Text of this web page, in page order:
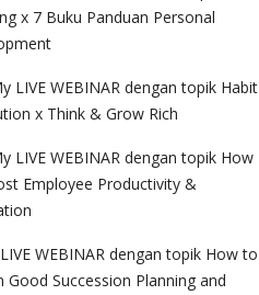
x 7 Buku Panduan Personal
LIVE WEBINAR dengan topik Habit
x Think & Grow Rich
LIVE WEBINAR dengan topik How
Employee Productivity &
WEBINAR dengan topik How to
Good Succession Planning and